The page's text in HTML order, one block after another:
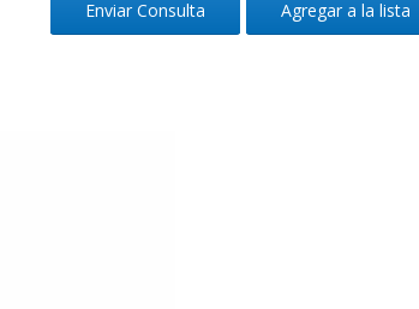
Enviar Consulta Agregar a la lista